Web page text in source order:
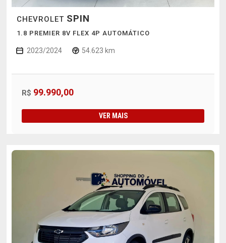
CHEVROLET SPIN
1.8 PREMIER 8V FLEX 4P AUTOMÁTICO
2023/2024 54.623 km
R$ 99.990,00
VER MAIS